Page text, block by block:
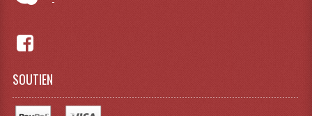
Effets Lumineux, Centre De Piste
SOUTIEN